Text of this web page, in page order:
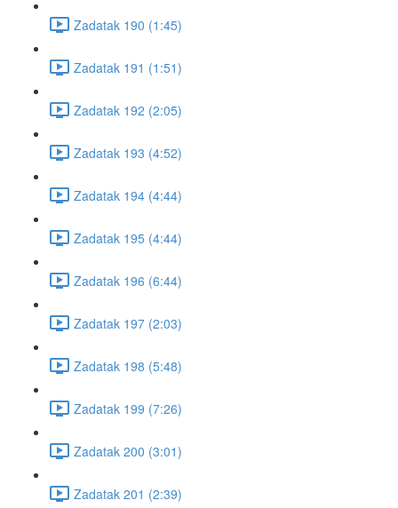
Zadatak 190 (1:45)
Zadatak 191 (1:51)
Zadatak 192 (2:05)
Zadatak 193 (4:52)
Zadatak 194 (4:44)
Zadatak 195 (4:44)
Zadatak 196 (6:44)
Zadatak 197 (2:03)
Zadatak 198 (5:48)
Zadatak 199 (7:26)
Zadatak 200 (3:01)
Zadatak 201 (2:39)